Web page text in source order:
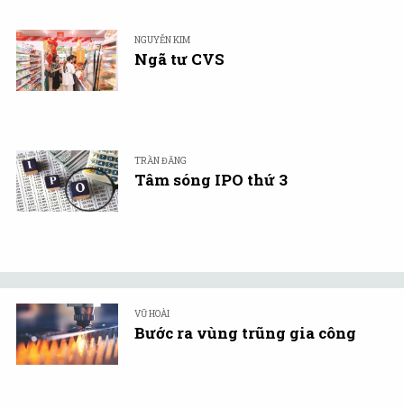
NGUYỄN KIM
Ngã tư CVS
TRẦN ĐĂNG
Tâm sóng IPO thứ 3
VŨ HOÀI
Bước ra vùng trũng gia công